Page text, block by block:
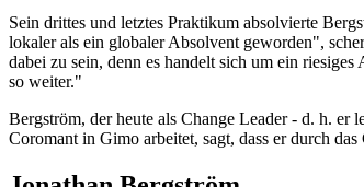
Sein drittes und letztes Praktikum absolvierte
lokaler als ein globaler Absolvent geworden",
dabei zu sein, denn es handelt sich um ein
so weiter."
Bergström, der heute als Change Leader - d. h.
Coromant in Gimo arbeitet, sagt, dass er durch